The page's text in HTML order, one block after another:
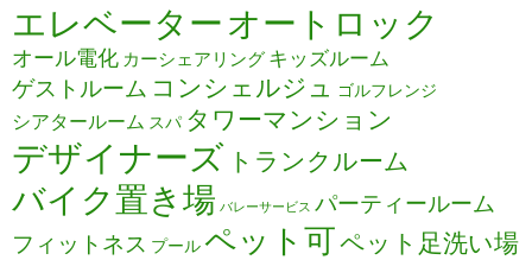
エレベーター オートロック
オール電化 カーシェアリング キッズルーム
ゲストルーム コンシェルジュ ゴルフレンジ
シアタールーム スパ タワーマンション
デザイナーズ トランクルーム
バイク置き場 バレーサービス パーティールーム
フィットネス プールペット可ペット足洗い場